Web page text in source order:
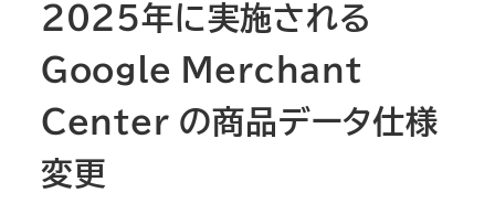
2025年に実施される
Google Merchant
Center の商品データ仕様
変更